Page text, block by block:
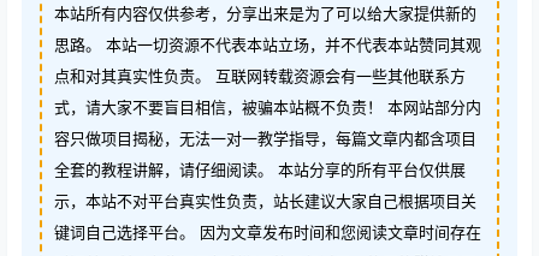
本站所有内容仅供参考，分享出来是为了可以给大家提供新的
思路。 本站一切资源不代表本站立场，并不代表本站赞同其观
点和对其真实性负责。 互联网转载资源会有一些其他联系方
式，请大家不要盲目相信，被骗本站概不负责！ 本网站部分内
容只做项目揭秘，无法一对一教学指导，每篇文章内都含项目
全套的教程讲解，请仔细阅读。 本站分享的所有平台仅供展
示，本站不对平台真实性负责，站长建议大家自己根据项目关
键词自己选择平台。 因为文章发布时间和您阅读文章时间存在